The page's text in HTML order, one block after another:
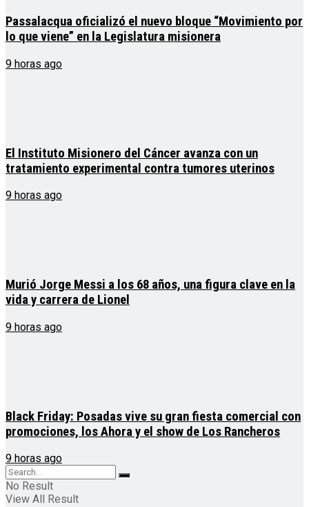
Passalacqua oficializó el nuevo bloque “Movimiento por
lo que viene” en la Legislatura misionera
9 horas ago
El Instituto Misionero del Cáncer avanza con un
tratamiento experimental contra tumores uterinos
9 horas ago
Murió Jorge Messi a los 68 años, una figura clave en la
vida y carrera de Lionel
9 horas ago
Black Friday: Posadas vive su gran fiesta comercial con
promociones, los Ahora y el show de Los Rancheros
9 horas ago
No Result
View All Result